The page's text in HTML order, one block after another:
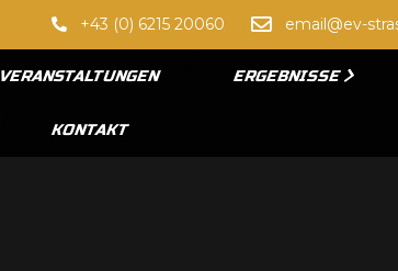
+43 (0) 6215 20060 email@ev-
VERANSTALTUNGEN ERGEBNISSE
KONTAKT